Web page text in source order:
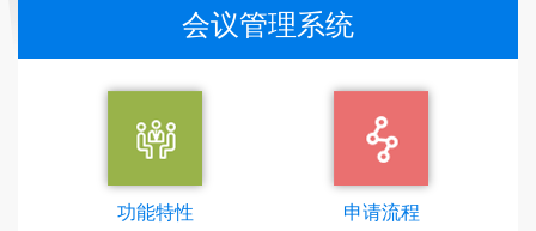
会议管理系统
功能特性 申请流程